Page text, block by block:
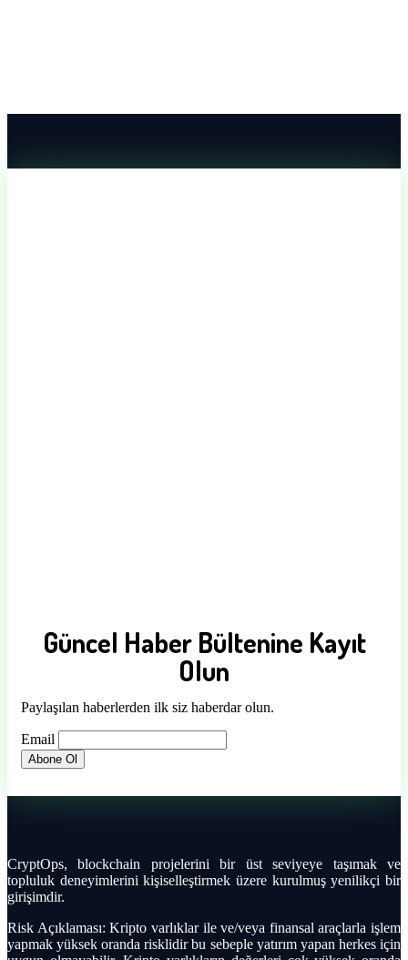
Güncel Haber Bültenine Kayıt
Olun
Paylaşılan haberlerden ilk siz haberdar olun.
Email
CryptOps, blockchain projelerini bir üst seviyeye taşımak ve
topluluk deneyimlerini kişiselleştirmek üzere kurulmuş yenilikçi bir
girişimdir.
Risk Açıklaması: Kripto varlıklar ile ve/veya finansal araçlarla işlem
yapmak yüksek oranda risklidir bu sebeple yatırım yapan herkes için